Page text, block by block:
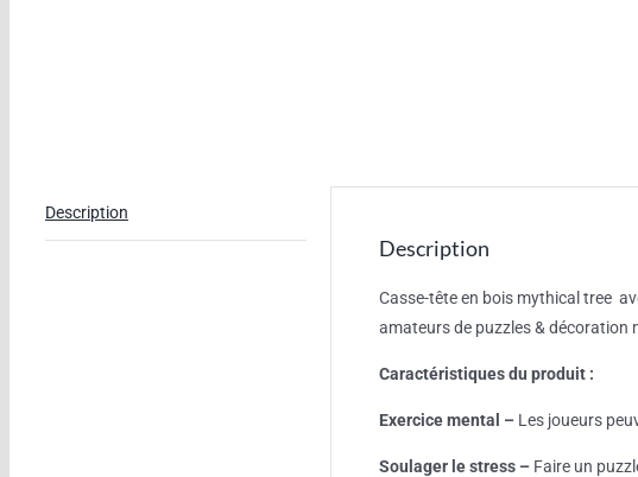
Description
Description
Casse-tête en bois mythical tree
amateurs de puzzles & décoration
Caractéristiques du produit :
Exercice mental – Les joueurs
Soulager le stress – Faire un